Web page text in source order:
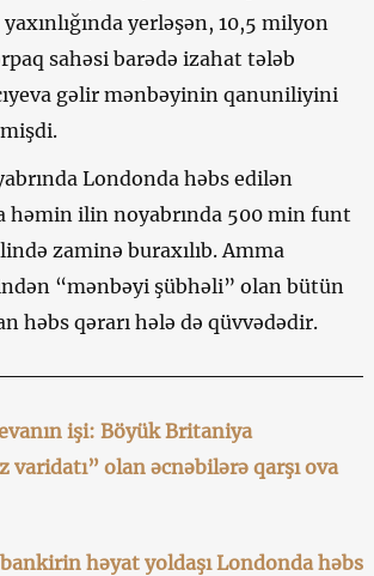
yerləşən, 10,5 milyon
sahəsi barədə izahat tələb
gəlir mənbəyinin qanuniliyini
Londonda həbs edilən
həmin ilin noyabrında 500 min funt
zaminə buraxılıb. Amma
“mənbəyi şübhəli” olan bütün
həbs qərarı hələ də qüvvədədir.
işi: Böyük Britaniya
varidatı” olan əcnəbilərə qarşı ova
həyat yoldaşı Londonda həbs